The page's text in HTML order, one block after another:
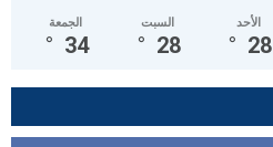
الجمعة
34
°
السبت
28
°
الأحد
28
°